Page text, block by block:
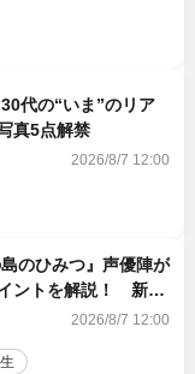
代の“いま”のリア
真5点解禁
2026/8/7 12:00
のひみつ』声優陣が
ントを解説！ 新カ
2026/8/7 12:00